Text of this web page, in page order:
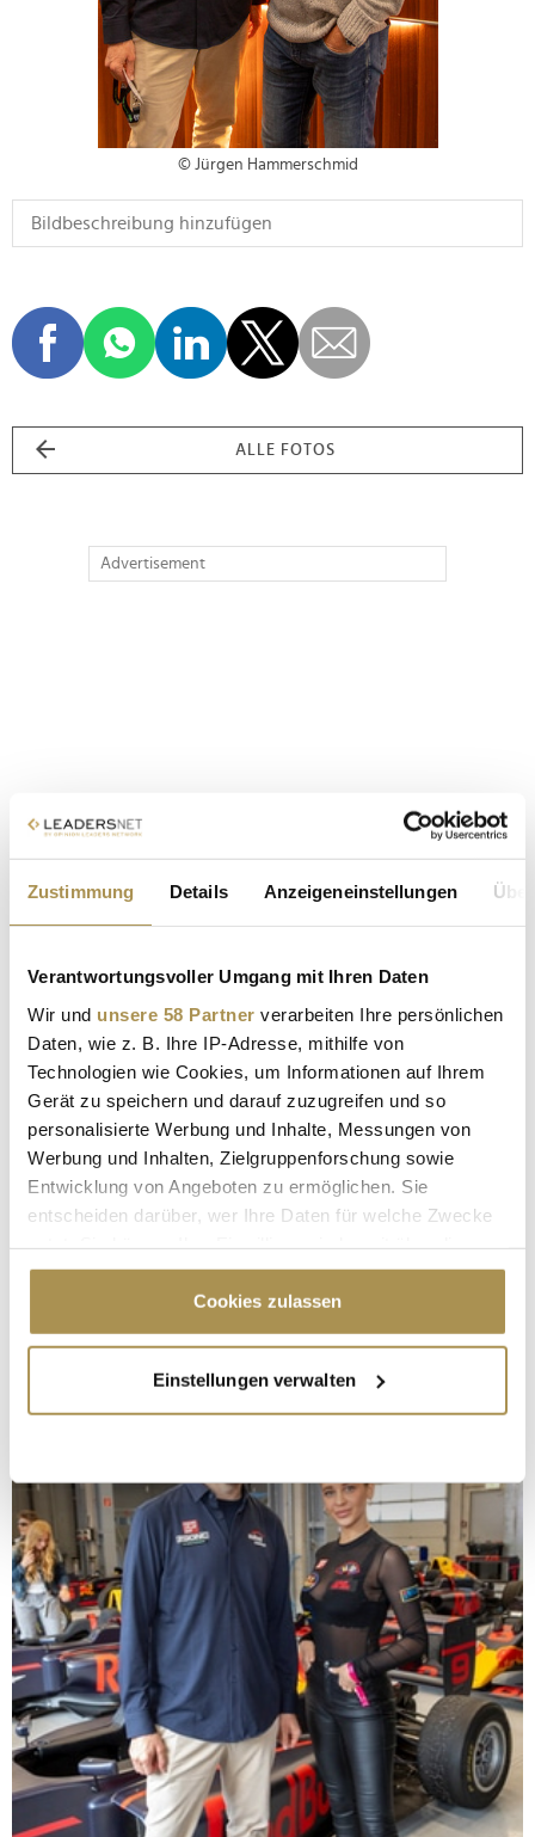
Zustimmung Details Anzeigeneinstellungen
Verantwortungsvoller Umgang mit Ihren Daten
Wir und unsere 58 Partner verarbeiten Ihre persönlichen
Daten, wie z. B. Ihre IP-Adresse, mithilfe von
Technologien wie Cookies, um Informationen auf Ihrem
Gerät zu speichern und darauf zuzugreifen und so
personalisierte Werbung und Inhalte, Messungen von
Werbung und Inhalten, Zielgruppenforschung sowie
Entwicklung von Angeboten zu ermöglichen. Sie
entscheiden darüber, wer Ihre Daten für welche Zwecke
Cookie-Erklärung oder durch Klicken auf das Privacy
Trigger Symbol ändern oder widerrufen
Informationen über Ihre geografische Lage
erfassen, welche bis auf einige Meter genau sein
bestimmten Merkmalen (Fingerprinting) identifizieren
Erfahren Sie mehr darüber, wie Ihre persönlichen Daten
verarbeitet werden, und legen Sie Ihre Präferenzen im
Abschnitt Einzelheiten
Wir verwenden Cookies, um Inhalte und Anzeigen zu
personalisieren, Funktionen für soziale Medien anbieten
zu können und die Zugriffe auf unsere Website zu
analysieren. Außerdem geben wir Informationen zu Ihrer
Verwendung unserer Website an unsere Partner für
soziale Medien, Werbung und Analysen weiter. Unsere
Partner führen diese Informationen möglicherweise mit
Cookies zulassen
Einstellungen verwalten
© Jürgen Hammerschmid
ALLE FOTOS
Advertisement